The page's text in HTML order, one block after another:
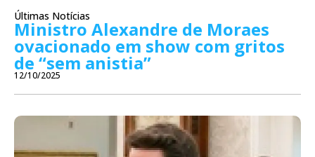
Últimas Notícias
Ministro Alexandre de Moraes
ovacionado em show com gritos
de “sem anistia”
12/10/2025